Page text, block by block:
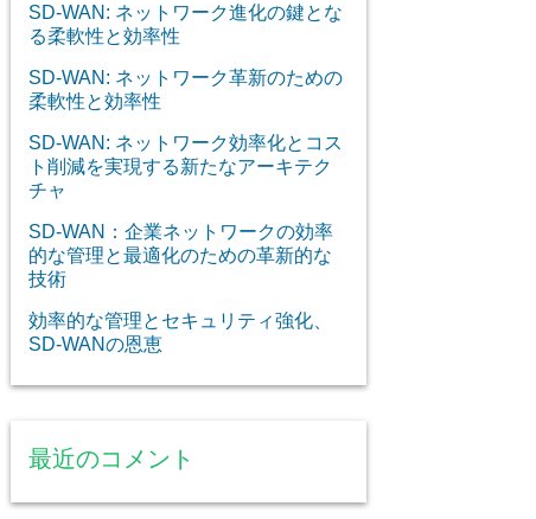
SD-WAN: ネットワーク進化の鍵とな
る柔軟性と効率性
SD-WAN: ネットワーク革新のための
柔軟性と効率性
SD-WAN: ネットワーク効率化とコス
ト削減を実現する新たなアーキテク
チャ
SD-WAN：企業ネットワークの効率
的な管理と最適化のための革新的な
技術
効率的な管理とセキュリティ強化、
SD-WANの恩恵
最近のコメント